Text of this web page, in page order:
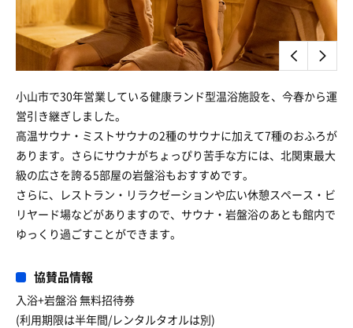
小山市で30年営業している健康ランド型温浴施設を、今春から運
営引き継ぎしました。
高温サウナ・ミストサウナの2種のサウナに加えて7種のおふろが
あります。さらにサウナがちょっぴり苦手な方には、北関東最大
級の広さを誇る5部屋の岩盤浴もおすすめです。
さらに、レストラン・リラクゼーションや広い休憩スペース・ビ
リヤード場などがありますので、サウナ・岩盤浴のあとも館内で
ゆっくり過ごすことができます。
協賛品情報
入浴+岩盤浴 無料招待券
(利用期限は半年間/レンタルタオルは別)